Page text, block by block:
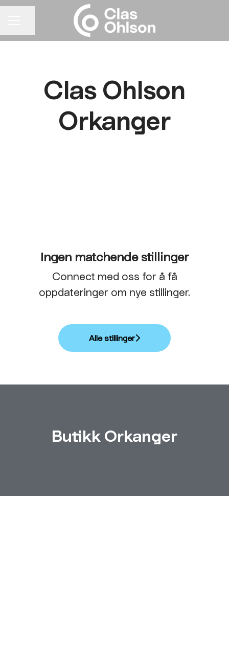
Clas Ohlson
Orkanger
Ingen matchende stillinger
Connect med oss for å få
oppdateringer om nye stillinger.
Alle stillinger
Butikk Orkanger